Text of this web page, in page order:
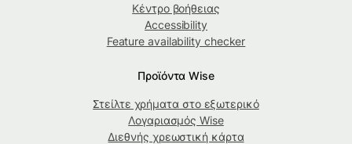
Κέντρο βοήθειας
Accessibility
Feature availability checker
Προϊόντα Wise
Στείλτε χρήματα στο εξωτερικό
Λογαριασμός Wise
Διεθνής χρεωστική κάρτα